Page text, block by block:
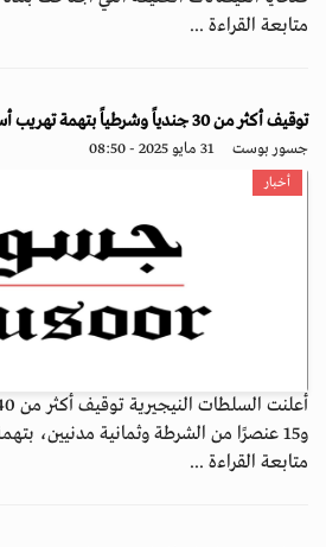
متابعة القراءة ...
توقيف أكثر من 30 جندياً وشرطياً بتهمة تهريب أسلحة في نيجيريا
جسور بوست 31 مايو 2025 - 08:50
أخبار
و15 عنصرًا من الشرطة وثمانية مدنيين، بتهمة سرقة وتهريب أ...
متابعة القراءة ...